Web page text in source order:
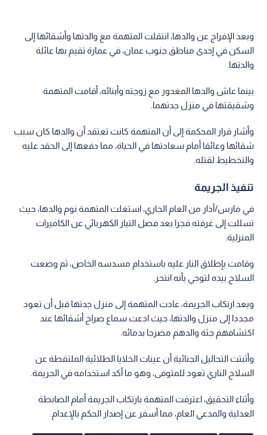
وبعد الإفراج عن والدها، انتقلت المتهمة مع والدتها وأشقائها إلى
السكن في إحدى مناطق جنوب عمان، في عمارة تقيم بها عائلة
والدتها.
بينما عاش والدها المغدور مع زوجته وأبنائه، أقامت المتهمة
وشقيقتها في منزل جدتهما.
وأشار قرار المحكمة إلى أن المتهمة كانت تعتقد أن والدها كان سبب
شقائها وعائقا أمام سعادتها في الحياة، مما دفعها إلى الحقد عليه
والتخطيط لقتله.
تنفيذ الجريمة
في مارس/آذار من العام الجاري، استغلت المتهمة نوم والدها، حيث
تسللت إلى غرفته فجرا بعد فصل التيار الكهربائي عن الكاميرات
المنزلية.
وقامت بإطلاق النار عليه باستخدام مسدسه الخاص، ثم وضعت
السلاح بيده لتوحي بأنه انتحر.
وبعد ارتكاب الجريمة، عادت المتهمة إلى منزل جدتها قبل أن تعود
مجددا إلى منزل والدتها، حيث ادعت سماع صراخ أشقائها عند
اكتشافهم جثة والدهم مضرجا بدمائه.
وأثبتت التحاليل الجنائية أن عينات الخلايا الطلائية الملتقطة عن
السلاح الناري تعود للمتوفى، وهو ما أكد استخدامه في الجريمة.
وأثناء التحقيق، اعترفت المتهمة بارتكاب الجريمة أمام الضابطة
العدلية والمدعي العام، مما أسفر عن إصدار الحكم بالإعدام.